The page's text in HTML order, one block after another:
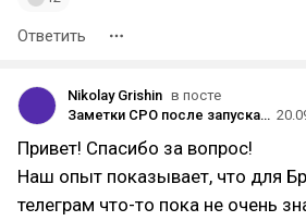
Ответить
Nikolay Grishin в посте
Заметки CPO после запуска SaaS-продукта в Бразилии: оплата наличкой, любовь к онбордингу и small talk’и
Привет! Спасибо за вопрос!
Наш опыт показывает, что для
телеграм что-то пока не очень